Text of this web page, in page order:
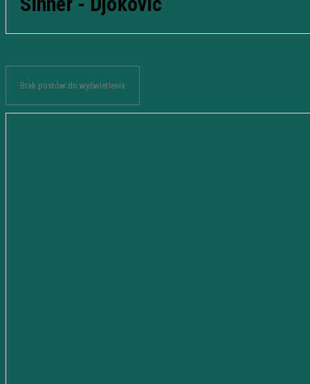
Brak postów do wyświetlenia